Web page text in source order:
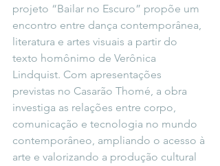
projeto “Bailar no Escuro” propõe um
encontro entre dança contemporânea,
literatura e artes visuais a partir do
texto homônimo de Verônica
Lindquist. Com apresentações
previstas no Casarão Thomé, a obra
investiga as relações entre corpo,
comunicação e tecnologia no mundo
contemporâneo, ampliando o acesso à
arte e valorizando a produção cultural